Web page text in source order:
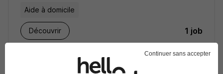
Aide à domicile
Découvrir 1 job
Continuer sans accepter